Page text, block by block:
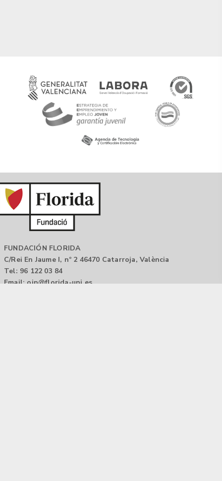
FUNDACIÓN FLORIDA
C/Rei En Jaume I, nº 2 46470 Catarroja, València
Tel: 96 122 03 84
Email: oip@florida-uni.es